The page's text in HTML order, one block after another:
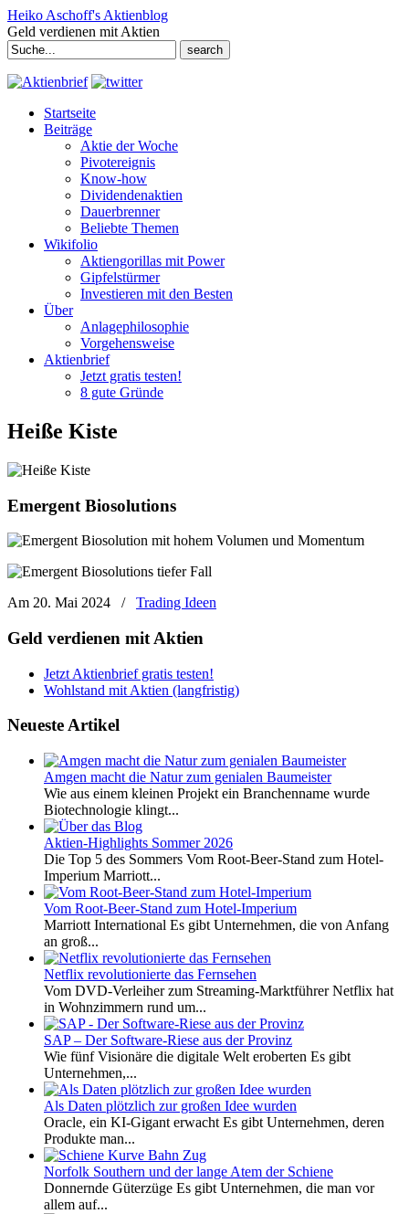
Heiko Aschoff's Aktienblog
Geld verdienen mit Aktien
Search
for:
Startseite
Beiträge
Aktie der Woche
Pivotereignis
Know-how
Dividendenaktien
Dauerbrenner
Beliebte Themen
Wikifolio
Aktiengorillas mit Power
Gipfelstürmer
Investieren mit den Besten
Über
Anlagephilosophie
Vorgehensweise
Aktienbrief
Jetzt gratis testen!
8 gute Gründe
Heiße Kiste
Emergent Biosolutions
Am 20. Mai 2024 / Trading Ideen
Geld verdienen mit Aktien
Jetzt Aktienbrief gratis testen!
Wohlstand mit Aktien (langfristig)
Neueste Artikel
Amgen macht die Natur zum genialen Baumeister
Wie aus einem kleinen Projekt ein Branchenname wurde
Biotechnologie klingt...
Aktien-Highlights Sommer 2026
Die Top 5 des Sommers Vom Root-Beer-Stand zum Hotel-
Imperium Marriott...
Vom Root-Beer-Stand zum Hotel-Imperium
Marriott International Es gibt Unternehmen, die von Anfang
an groß...
Netflix revolutionierte das Fernsehen
Vom DVD-Verleiher zum Streaming-Marktführer Netflix hat
in Wohnzimmern rund um...
SAP – Der Software-Riese aus der Provinz
Wie fünf Visionäre die digitale Welt eroberten Es gibt
Unternehmen,...
Als Daten plötzlich zur großen Idee wurden
Oracle, ein KI-Gigant erwacht Es gibt Unternehmen, deren
Produkte man...
Norfolk Southern und der lange Atem der Schiene
Donnernde Güterzüge Es gibt Unternehmen, die man vor
allem auf...